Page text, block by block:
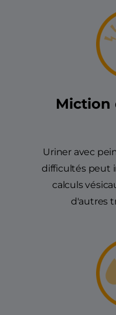
Miction
Uriner avec
difficultés peut
calculs
d'autres